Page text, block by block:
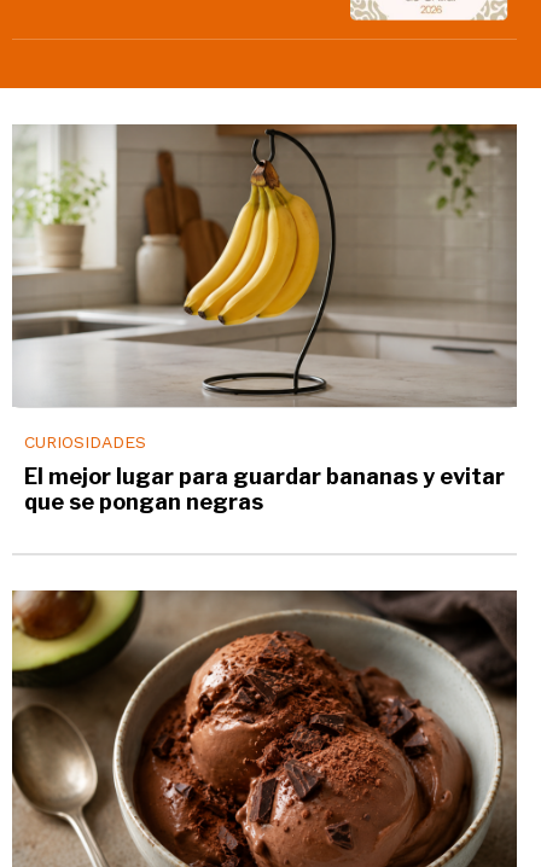
CURIOSIDADES
El mejor lugar para guardar bananas y evitar
que se pongan negras